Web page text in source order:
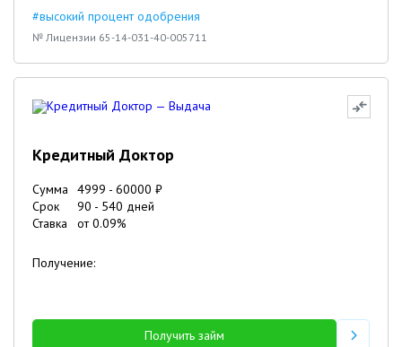
#высокий процент одобрения
№ Лицензии 65-14-031-40-005711
Кредитный Доктор
Сумма 4999 - 60000 ₽
Срок
90 - 540 дней
Ставка
от0.09%
Получение:
Получить займ